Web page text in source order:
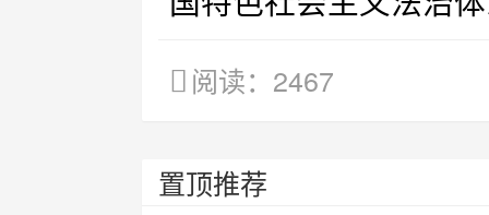
阅读：2467
置顶推荐